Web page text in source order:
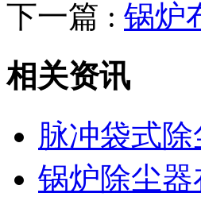
下一篇 : 锅炉
相关资讯
脉冲袋式
锅炉除尘